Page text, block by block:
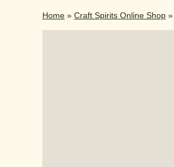
Home» Craft Spirits Online Shop»